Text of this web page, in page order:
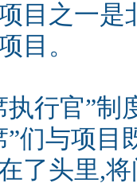
目之一是
目。
官”制
”们与项目
了头里,